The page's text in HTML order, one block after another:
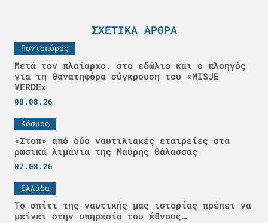
ΣΧΕΤΙΚΆ ΆΡΘΡΑ
Ποντοπόρος
Μετά τον πλοίαρχο, στο εδώλιο και ο πλοηγός
για τη θανατηφόρα σύγκρουση του «MISJE
VERDE»
08.08.26
Κόσμος
«Στοπ» από δύο ναυτιλιακές εταιρείες στα
ρωσικά λιμάνια της Μαύρης Θάλασσας
07.08.26
Ελλάδα
Το σπίτι της ναυτικής μας ιστορίας πρέπει να
μείνει στην υπηρεσία του έθνους…